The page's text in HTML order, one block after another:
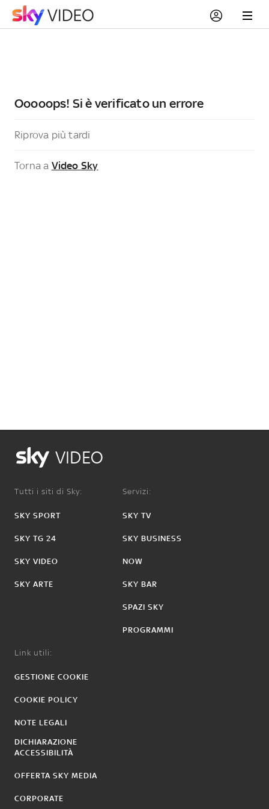
Ooooops! Si è verificato un errore
Riprova più tardi
Torna a Video Sky
VIDEO
Tutti i siti di Sky:
SKY SPORT
SKY TG 24
SKY VIDEO
SKY ARTE
Servizi:
SKY TV
SKY BUSINESS
NOW
SKY BAR
SPAZI SKY
PROGRAMMI
Link utili:
GESTIONE COOKIE
COOKIE POLICY
NOTE LEGALI
DICHIARAZIONE
ACCESSIBILITÀ
OFFERTA SKY MEDIA
CORPORATE